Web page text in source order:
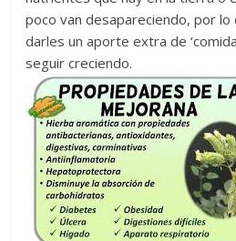
poco van desapareciendo, por lo
darles un aporte extra de
seguir creciendo.